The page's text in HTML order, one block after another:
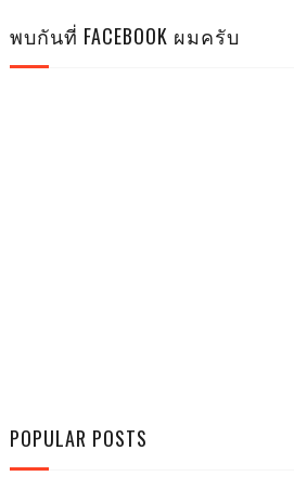
พบกันที่ FACEBOOK ผมครับ
POPULAR POSTS